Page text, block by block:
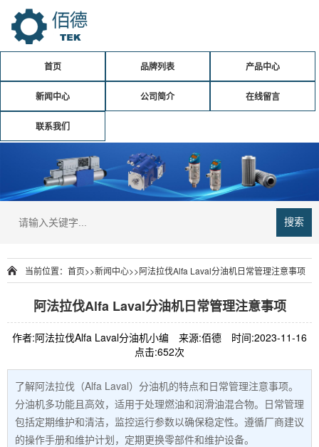
首页 品牌列表 产品中心
新闻中心 公司简介 在线留言
联系我们
搜索
当前位置： 首页>>新闻中心>>阿法拉伐Alfa Laval分油机日常管理注意事项
阿法拉伐Alfa Laval分油机日常管理注意事项
作者:阿法拉伐Alfa Laval分油机小编 来源:佰德
时间:2023-11-16
点击:652次
了解阿法拉伐（Alfa Laval）分油机的特点和日常管理注意事项。
分油机多功能且高效，适用于处理燃油和润滑油混合物。日常管理
包括定期维护和清洁，监控运行参数以确保稳定性。遵循厂商建议
的操作手册和维护计划，定期更换零部件和维护设备。